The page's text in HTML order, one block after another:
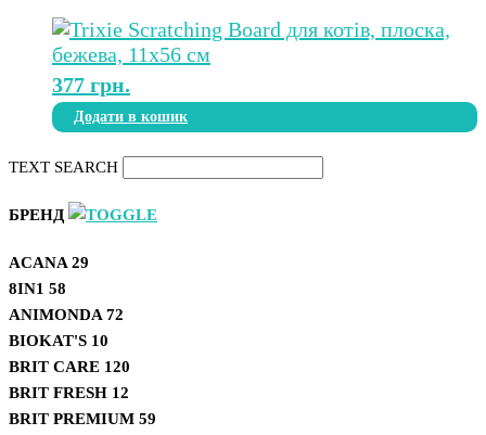
377 грн.
Додати в кошик
TEXT SEARCH
БРЕНД
ACANA 29
8IN1 58
ANIMONDA 72
BIOKAT'S 10
BRIT CARE 120
BRIT FRESH 12
BRIT PREMIUM 59